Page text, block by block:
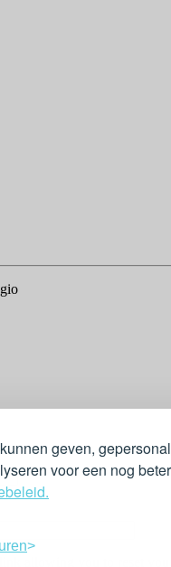
geven,
voor een nog
allowing you to reset